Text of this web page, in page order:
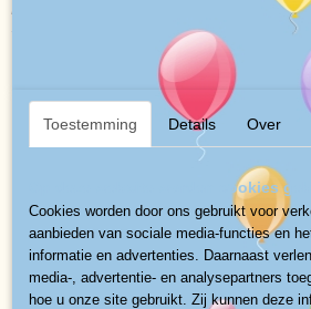
Home Heliumballonnen Cijfers 86 cm>
Toestemming Details Over
Op deze website worden cookies
Cookies worden door ons gebruikt voor
aanbieden van sociale media-functies en
informatie en advertenties. Daarnaast
media-, advertentie- en analysepartners
hoe u onze site gebruikt. Zij kunnen deze